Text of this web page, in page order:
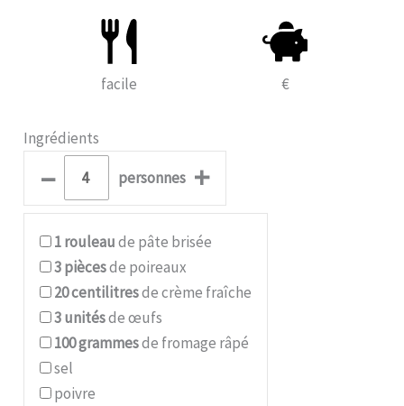
facile €
Ingrédients
– personnes +
1rouleaude pâte brisée
3piècesde poireaux
20centilitresde crème fraîche
3unitésde œufs
100grammesde fromage râpé
sel
poivre